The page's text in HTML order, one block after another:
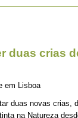
duas crias
em Lisboa
duas novas crias,
na Natureza